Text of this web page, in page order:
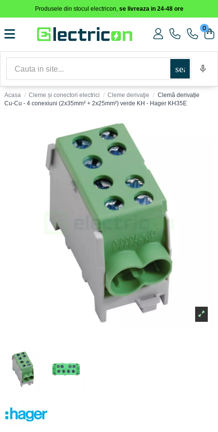
Produsele din stocul electricon, se livreaza in 24-48 ore
0
search
Acasa Cleme și conectori electrici Cleme derivaţie
Clemă derivație
Cu-Cu - 4 conexiuni (2x35mm² + 2x25mm²) verde KH - Hager KH35E